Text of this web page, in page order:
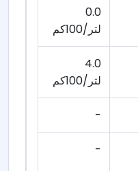
0.0
لتر/100كم
4.0
لتر/100كم
-
-